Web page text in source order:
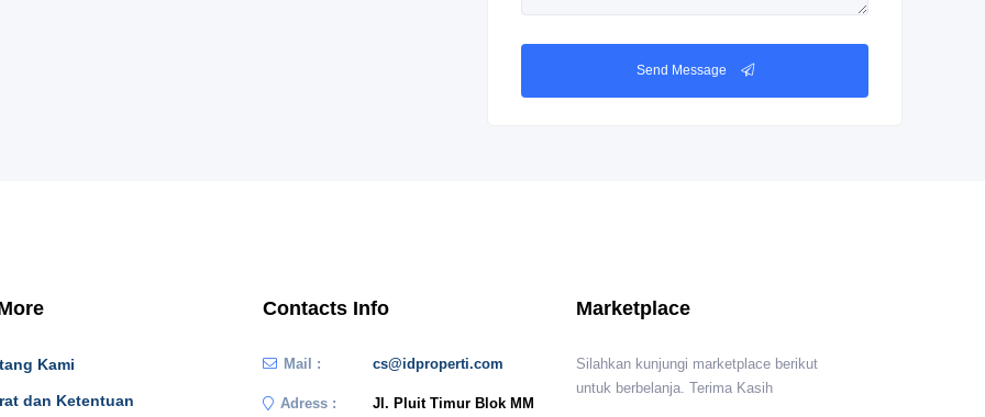
Send Message
Kami
dan Ketentuan
Contacts Info
Mail : cs@idproperti.com
Adress :
Jl. Pluit Timur Blok MM
Marketplace
Silahkan kunjungi marketplace berikut
untuk berbelanja. Terima Kasih